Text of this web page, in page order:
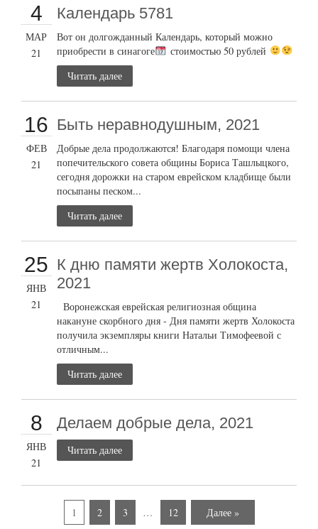
4
МАР
21
Календарь 5781
Вот он долгожданный Календарь, который можно
приобрести в синагоге
стоимостью 50 рублей
Читать далее
16
ФЕВ
21
Быть неравнодушным, 2021
Добрые дела продолжаются! Благодаря помощи члена
попечительского совета общины Бориса Ташлыцкого,
сегодня дорожки на старом еврейском кладбище были
посыпаны песком...
Читать далее
25
ЯНВ
21
К дню памяти жертв Холокоста,
2021
Воронежская еврейская религиозная община
накануне скорбного дня - Дня памяти жертв Холокоста
получила экземпляры книги Натальи Тимофеевой с
отличным...
Читать далее
8
ЯНВ
21
Делаем добрые дела, 2021
Читать далее
1 2 3 … 12 Далее »